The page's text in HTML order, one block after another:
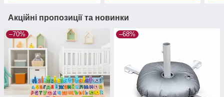
Акційні пропозиції та новинки
–70% –68%